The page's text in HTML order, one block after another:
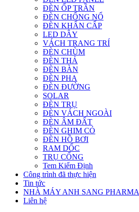
ĐÈN ỐP TRẦN
ĐÈN CHỐNG NỔ
ĐÈN KHẨN CẤP
LED DÂY
VÁCH TRANG TRÍ
ĐÈN CHÙM
ĐÈN THẢ
ĐÈN BÀN
ĐÈN PHA
ĐÈN ĐƯỜNG
SOLAR
ĐÈN TRỤ
ĐÈN VÁCH NGOÀI
ĐÈN ÂM ĐẤT
ĐÈN GHIM CỎ
ĐÈN HỒ BƠI
RAM DỐC
TRỤ CỔNG
Tem Kiểm Định
Công trình đã thực hiện
Tin tức
NHÀ MÁY ANH SANG PHARMA
Liên hệ